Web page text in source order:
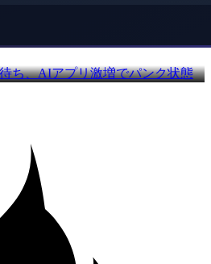
ち、AIアプリ激増でパンク状態